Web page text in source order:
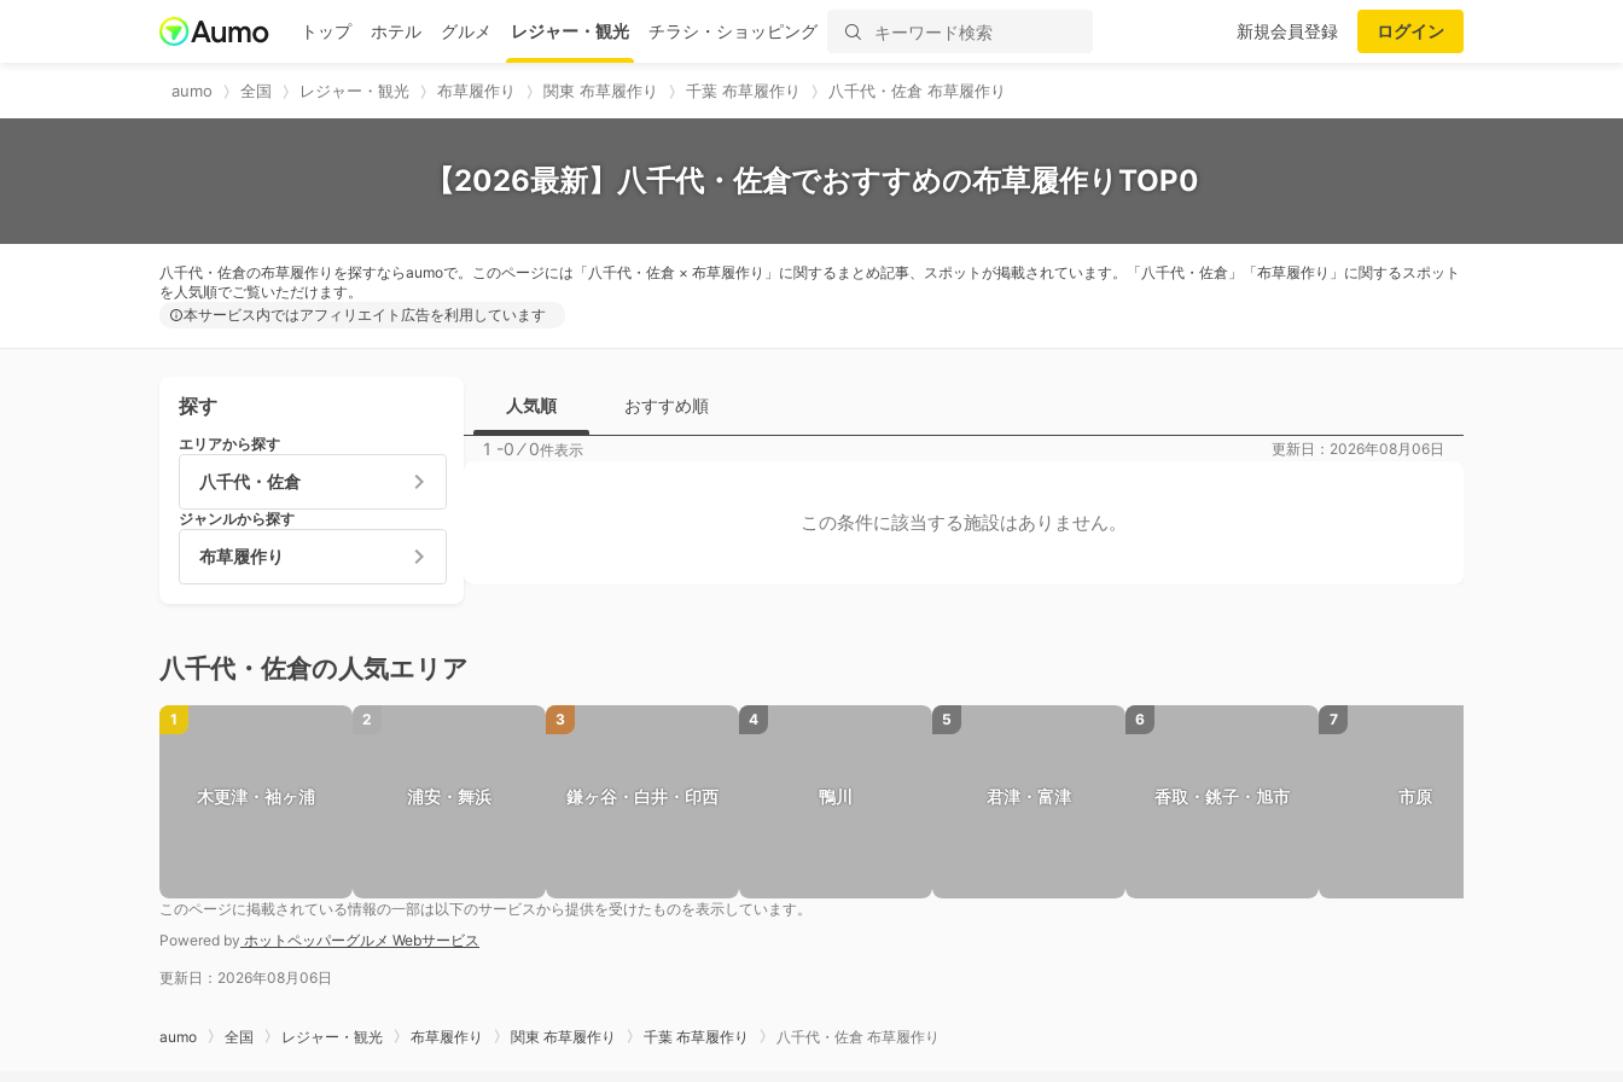
トップ ホテル グルメ レジャー・観光 チラシ・ショッピング 新規会員登録 ログイン
aumo 全国 レジャー・観光 布草履作り 関東 布草履作り 千葉 布草履作り 八千代・佐倉 布草履作り
【2026最新】八千代・佐倉でおすすめの布草履作りTOP0
八千代・佐倉の布草履作りを探すならaumoで。このページには「八千代・佐倉 × 布草履作り」に関するまとめ記事、スポットが掲載されています。「八千代・佐倉」「布草履作り」に関するスポット
を人気順でご覧いただけます。
本サービス内ではアフィリエイト広告を利用しています
探す
エリアから探す
八千代・佐倉
ジャンルから探す
布草履作り
人気順 おすすめ順
1 -0 ⁄0件表示 更新日：2026年08月06日
この条件に該当する施設はありません。
八千代・佐倉の人気エリア
1
木更津・袖ヶ浦
2
浦安・舞浜
3
鎌ヶ谷・白井・印西
4
鴨川
5
君津・富津
6
香取・銚子・旭市
7
市原
このページに掲載されている情報の一部は以下のサービスから提供を受けたものを表示しています。
Powered by ホットペッパーグルメ Webサービス
更新日：2026年08月06日
aumo 全国 レジャー・観光 布草履作り 関東 布草履作り 千葉 布草履作り 八千代・佐倉 布草履作り